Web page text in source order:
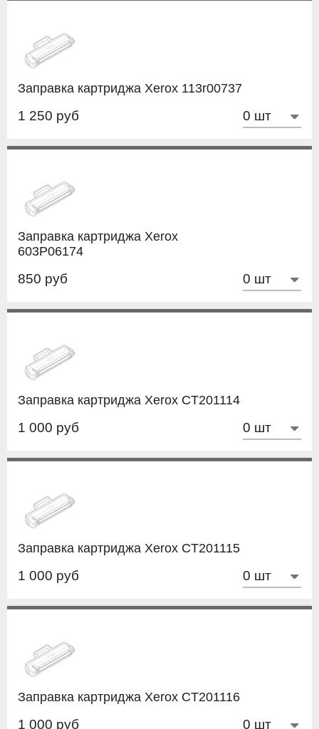
Заправка картриджа Xerox 113r00737
1 250 руб
Заправка картриджа Xerox
603P06174
850 руб
Заправка картриджа Xerox CT201114
1 000 руб
Заправка картриджа Xerox CT201115
1 000 руб
Заправка картриджа Xerox CT201116
1 000 руб